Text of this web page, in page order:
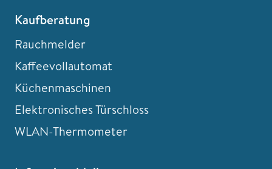
Kaufberatung
Rauchmelder
Kaffeevollautomat
Küchenmaschinen
Elektronisches Türschloss
WLAN-Thermometer